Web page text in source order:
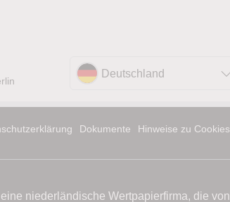
Deutschland
Dokumente Hinweise zu Cookies